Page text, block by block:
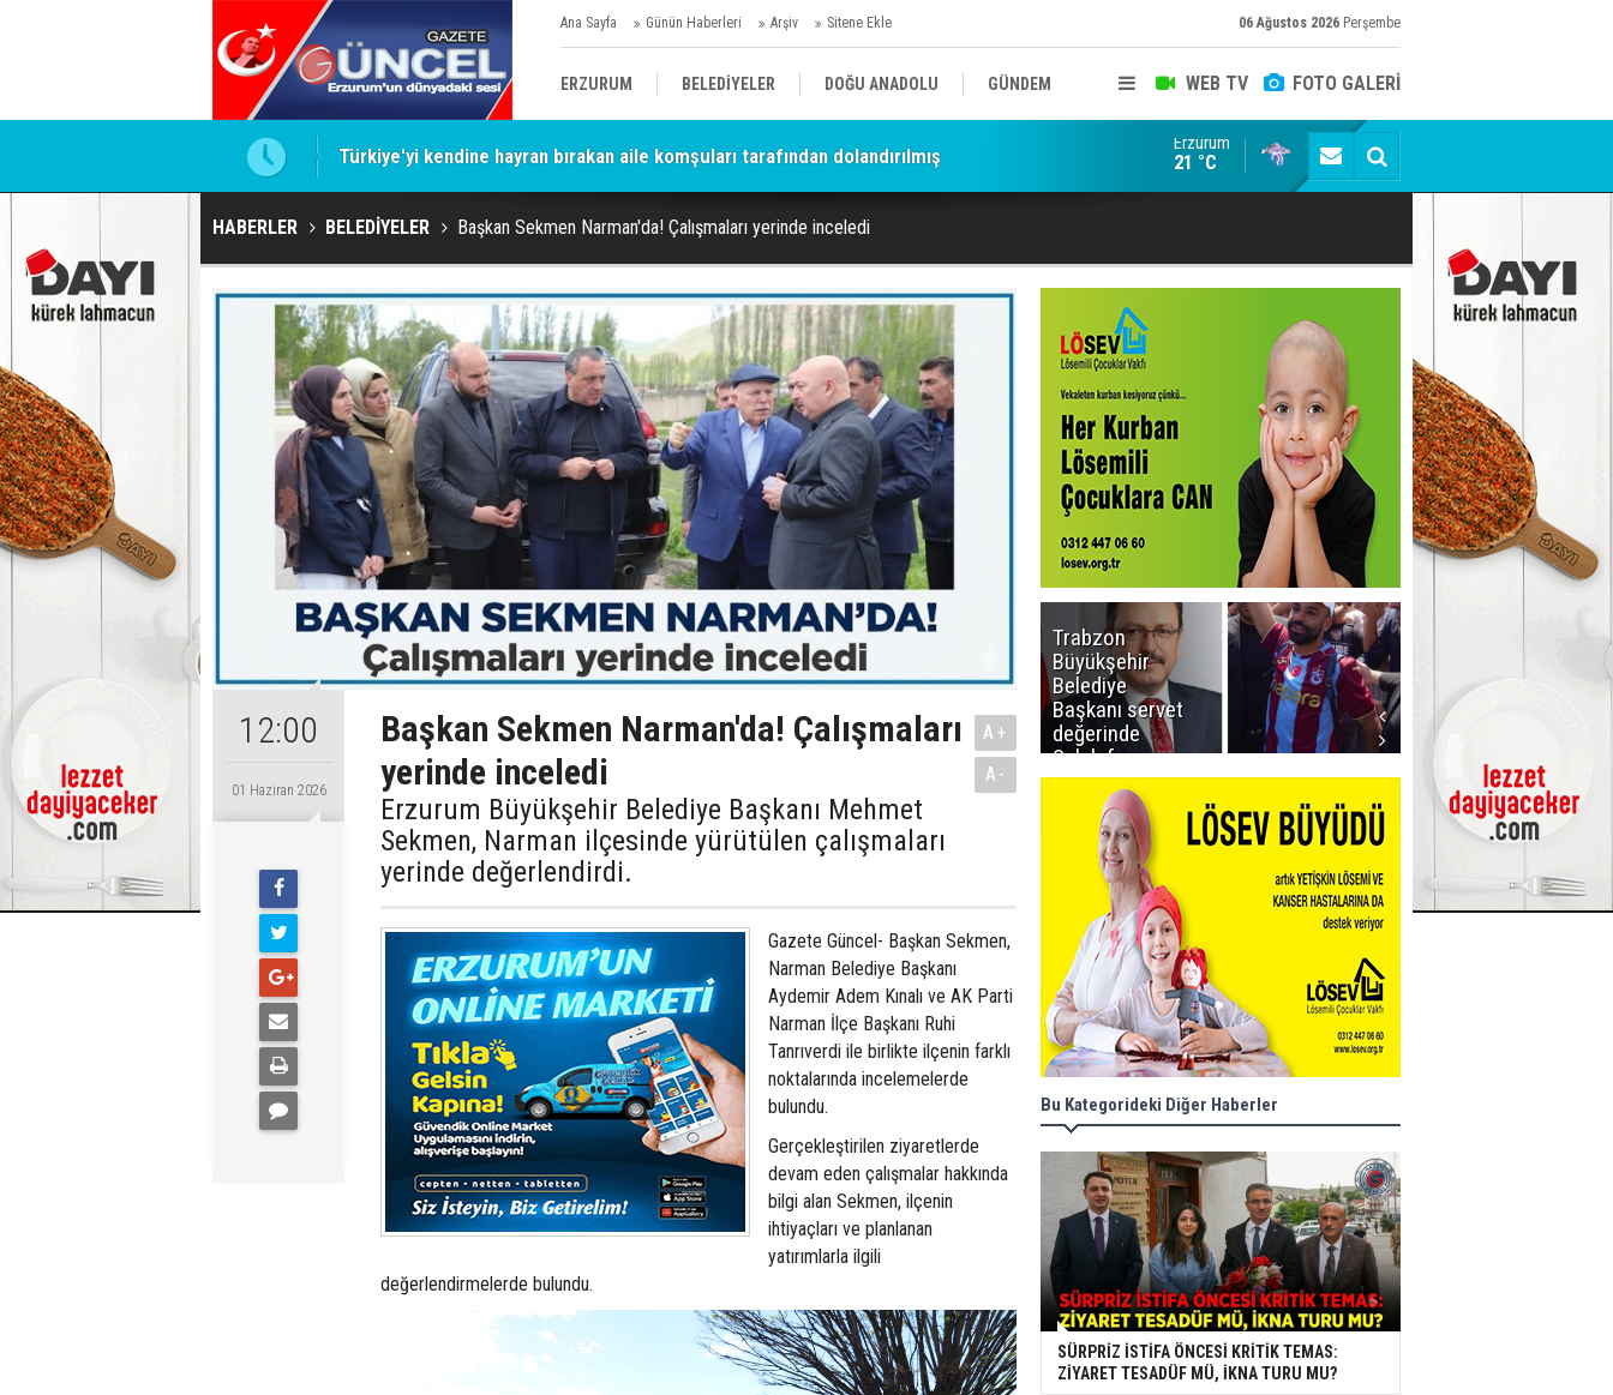
Ana Sayfa Günün Haberleri Arşiv Sitene Ekle 06 Ağustos 2026 Perşembe
WEB TV FOTO GALERİ
ERZURUM BELEDİYELER DOĞU ANADOLU GÜNDEM
SİYASET AFAD/ SAVAŞ SPOR
KÜLTÜR/SANAT//MAĞAZİN BODRUM
Zam sonrası emekli promosyonları güncellendi! Ödemeler 32 bin TL'ye kadar çıkıyor
Salah ancak Aralık ayında Erzurum'da
Erzurum
21 °C
HABERLER BELEDİYELER Başkan Sekmen Narman'da! Çalışmaları yerinde inceledi
12:00
01 Haziran 2026
Başkan Sekmen Narman'da! Çalışmaları
yerinde inceledi
Erzurum Büyükşehir Belediye Başkanı Mehmet
Sekmen, Narman ilçesinde yürütülen çalışmaları
yerinde değerlendirdi.
A+
A-
Gazete Güncel- Başkan Sekmen,
Narman Belediye Başkanı
Aydemir Adem Kınalı ve AK Parti
Narman İlçe Başkanı Ruhi
Tanrıverdi ile birlikte ilçenin farklı
noktalarında incelemelerde
bulundu.
Gerçekleştirilen ziyaretlerde
devam eden çalışmalar hakkında
bilgi alan Sekmen, ilçenin
ihtiyaçları ve planlanan
yatırımlarla ilgili
değerlendirmelerde bulundu.
Trabzon
Büyükşehir
Belediye
Başkanı servet
değerinde
Salah forması
aldı
Erzurum'da
Bu Kategorideki Diğer Haberler
SÜRPRİZ İSTİFA ÖNCESİ KRİTİK TEMAS:
ZİYARET TESADÜF MÜ, İKNA TURU MU?